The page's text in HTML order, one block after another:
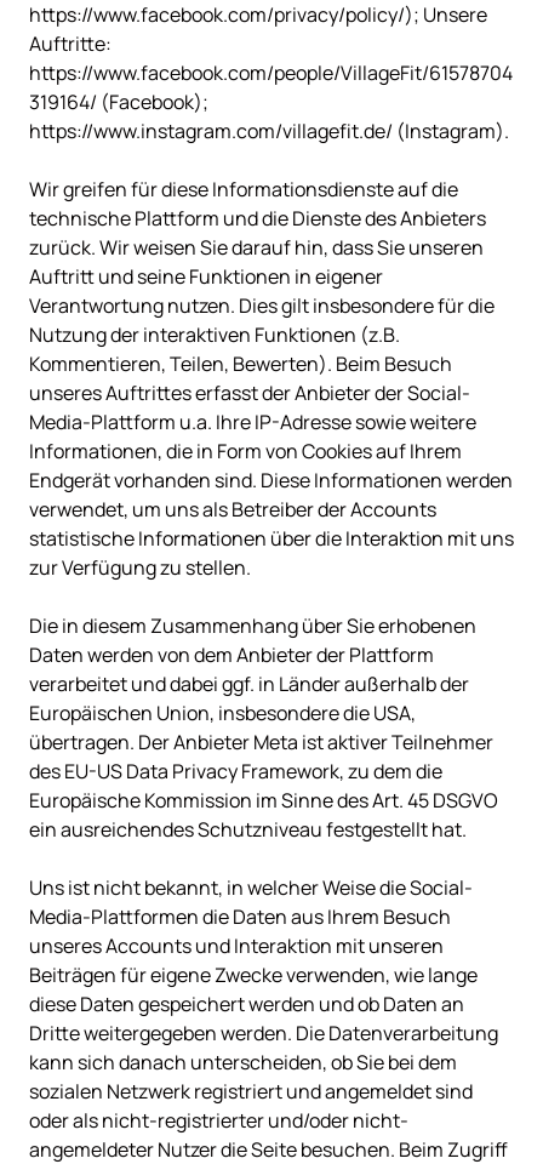
https://www.facebook.com/privacy/policy/); Unsere
Auftritte:
https://www.facebook.com/people/VillageFit/61578704
319164/ (Facebook);
https://www.instagram.com/villagefit.de/ (Instagram).
Wir greifen für diese Informationsdienste auf die
technische Plattform und die Dienste des Anbieters
zurück. Wir weisen Sie darauf hin, dass Sie unseren
Auftritt und seine Funktionen in eigener
Verantwortung nutzen. Dies gilt insbesondere für die
Nutzung der interaktiven Funktionen (z.B.
Kommentieren, Teilen, Bewerten). Beim Besuch
unseres Auftrittes erfasst der Anbieter der Social-
Media-Plattform u.a. Ihre IP-Adresse sowie weitere
Informationen, die in Form von Cookies auf Ihrem
Endgerät vorhanden sind. Diese Informationen werden
verwendet, um uns als Betreiber der Accounts
statistische Informationen über die Interaktion mit uns
zur Verfügung zu stellen.
Die in diesem Zusammenhang über Sie erhobenen
Daten werden von dem Anbieter der Plattform
verarbeitet und dabei ggf. in Länder außerhalb der
Europäischen Union, insbesondere die USA,
übertragen. Der Anbieter Meta ist aktiver Teilnehmer
des EU-US Data Privacy Framework, zu dem die
Europäische Kommission im Sinne des Art. 45 DSGVO
ein ausreichendes Schutzniveau festgestellt hat.
Uns ist nicht bekannt, in welcher Weise die Social-
Media-Plattformen die Daten aus Ihrem Besuch
unseres Accounts und Interaktion mit unseren
Beiträgen für eigene Zwecke verwenden, wie lange
diese Daten gespeichert werden und ob Daten an
Dritte weitergegeben werden. Die Datenverarbeitung
kann sich danach unterscheiden, ob Sie bei dem
sozialen Netzwerk registriert und angemeldet sind
oder als nicht-registrierter und/oder nicht-
angemeldeter Nutzer die Seite besuchen. Beim Zugriff